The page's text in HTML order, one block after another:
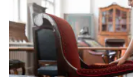
Antradienį
lygiagrečiai nustatė
apleistam ar
turtui, siekiant skatinti